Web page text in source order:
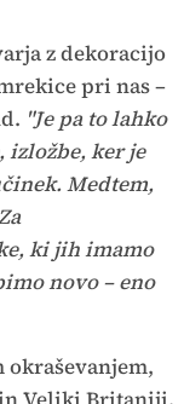
z dekoracijo
pri nas –
"Je pa to lahko
izložbe, ker je
Medtem,
ki jih imamo
novo – eno
okraševanjem,